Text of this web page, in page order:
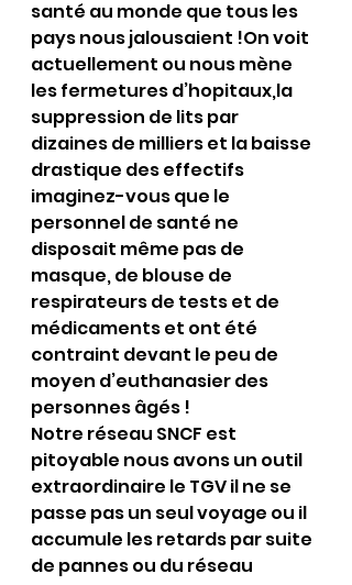
santé au monde que tous les
pays nous jalousaient !On voit
actuellement ou nous mène
les fermetures d’hopitaux,la
suppression de lits par
dizaines de milliers et la baisse
drastique des effectifs
imaginez-vous que le
personnel de santé ne
disposait même pas de
masque, de blouse de
respirateurs de tests et de
médicaments et ont été
contraint devant le peu de
moyen d’euthanasier des
personnes âgés !
Notre réseau SNCF est
pitoyable nous avons un outil
extraordinaire le TGV il ne se
passe pas un seul voyage ou il
accumule les retards par suite
de pannes ou du réseau